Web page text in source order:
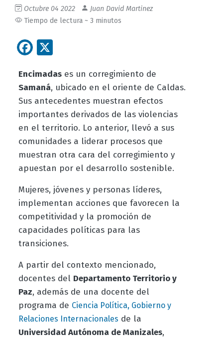
Octubre 04 2022
Juan David Martinez
Tiempo de lectura ~ 3 minutos
Facebook
Encimadases un corregimiento de
Samaná, ubicado en el oriente de Caldas.
Sus antecedentes muestran efectos
importantes derivados de las violencias
en el territorio. Lo anterior, llevó a sus
comunidades a liderar procesos que
muestran otra cara del corregimiento y
apuestan por el desarrollo sostenible.
Mujeres, jóvenes y personas líderes,
implementan acciones que favorecen la
competitividad y la promoción de
capacidades políticas para las
transiciones.
A partir del contexto mencionado,
docentes del Departamento Territorio y
Paz, además de una docente del
programa de Ciencia Política, Gobierno y
Relaciones Internacionales de la
Universidad Autónoma de Manizales,